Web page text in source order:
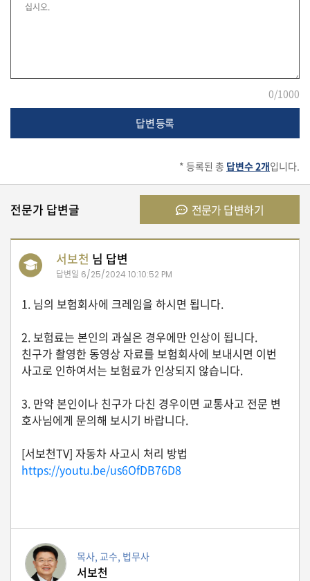
육
건
여
취
일
상
전
0/1000
답변 등록
* 등록된 총 답변수 2개입니다.
전문가 답변글 전문가 답변하기
서보천 님 답변
답변일 6/25/2024 10:10:52 PM
1. 님의 보험회사에 크레임을 하시면 됩니다.
2. 보험료는 본인의 과실은 경우에만 인상이 됩니다.
친구가 촬영한 동영상 자료를 보험회사에 보내시면 이번
사고로 인하여서는 보험료가 인상되지 않습니다.
3. 만약 본인이나 친구가 다친 경우이면 교통사고 전문 변
호사님에게 문의해 보시기 바랍니다.
[서보천TV] 자동차 사고시 처리 방법
https://youtu.be/us6OfDB76D8
목사, 교수, 법무사
서보천